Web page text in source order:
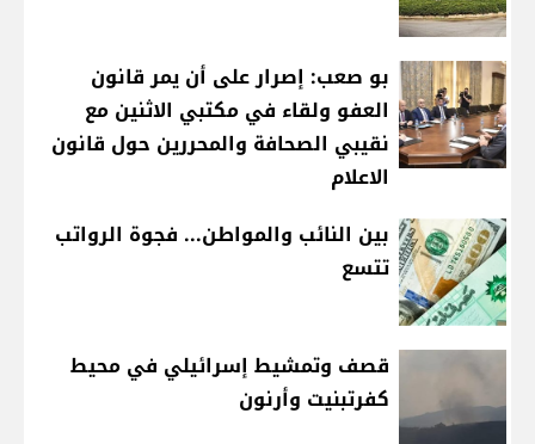
بو صعب: إصرار على أن يمر قانون
العفو ولقاء في مكتبي الاثنين مع
نقيبي الصحافة والمحررين حول قانون
الاعلام
بين النائب والمواطن... فجوة الرواتب
تتسع
قصف وتمشيط إسرائيلي في محيط
كفرتبنيت وأرنون